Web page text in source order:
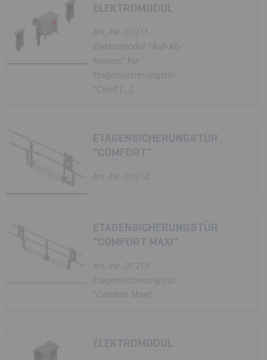
ELEKTROMODUL
Art.-Nr. 01211
Elektromodul "Auf-Ab-
Notaus" für
Etagensicherungstür
"Comf [...]
ETAGENSICHERUNGSTÜR
"COMFORT"
Art.-Nr. 01212
ETAGENSICHERUNGSTÜR
"COMFORT MAXI"
Art.-Nr. 01213
Etagensicherungstür
"Comfort Maxi"
ELEKTROMODUL